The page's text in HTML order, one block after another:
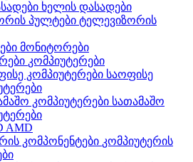
ხელის დასადები
ტელევიზორის
მონიტორები
კომპიუტერები
საოფისე
სათამაშო
AMD
კომპიუტერის